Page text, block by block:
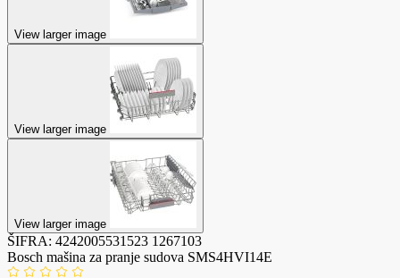
View larger image
View larger image
View larger image
ŠIFRA: 4242005531523 1267103
Bosch mašina za pranje sudova SMS4HVI14E